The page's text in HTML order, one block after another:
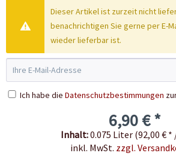
Dieser Artikel ist zurzeit nicht
benachrichtigen Sie gerne per E-
wieder lieferbar ist.
Ich habe die Datenschutzbestimmungen
6,90 € *
Inhalt:0.075 Liter (92,00 € *
inkl. MwSt. zzgl.